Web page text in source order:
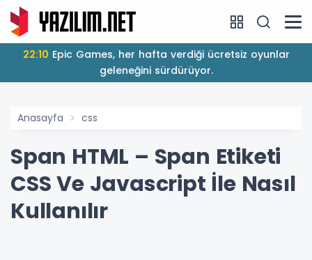
22:10
geleneğini sürdürüyor.
Anasayfa css
Span HTML – Span Etiketi
CSS Ve Javascript İle Nasıl
Kullanılır